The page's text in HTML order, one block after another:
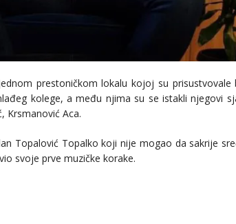
prestoničkom lokalu kojoj su
kolege, a među njima su se istakli njegovi
Krsmanović Aca.
Topalović Topalko koji nije mogao da sakrije
svoje prve muzičke korake.